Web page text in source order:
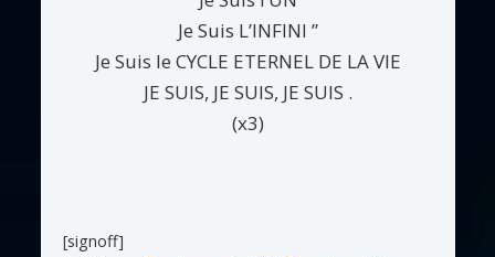
Je Suis L’INFINI ”
Je Suis le CYCLE ETERNEL DE LA VIE
JE SUIS, JE SUIS, JE SUIS .
(x3)
[signoff]